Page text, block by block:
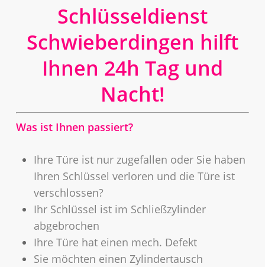
Schlüsseldienst
Schwieberdingen hilft
Ihnen 24h Tag und
Nacht!
Was ist Ihnen passiert?
Ihre Türe ist nur zugefallen oder Sie haben
Ihren Schlüssel verloren und die Türe ist
verschlossen?
Ihr Schlüssel ist im Schließzylinder
abgebrochen
Ihre Türe hat einen mech. Defekt
Sie möchten einen Zylindertausch